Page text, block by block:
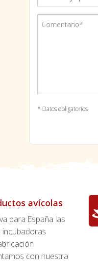
* Datos obligatorios
avícolas
para España las
incubadoras
con nuestra